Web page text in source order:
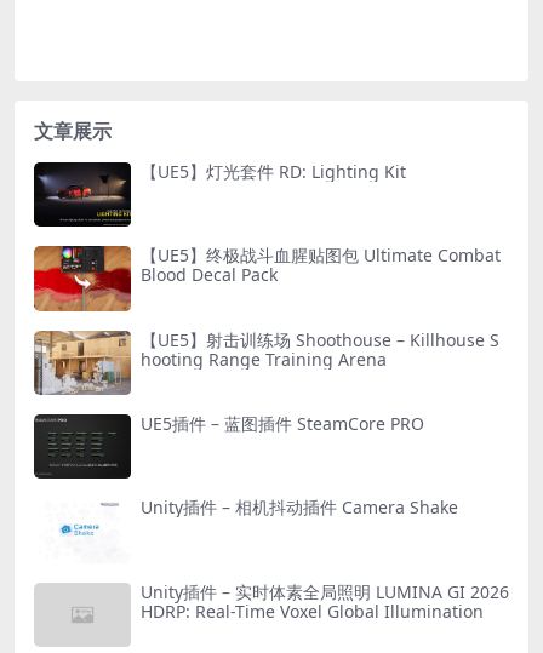
文章展示
【UE5】灯光套件 RD: Lighting Kit
【UE5】终极战斗血腥贴图包 Ultimate Combat
Blood Decal Pack
【UE5】射击训练场 Shoothouse – Killhouse S
hooting Range Training Arena
UE5插件 – 蓝图插件 SteamCore PRO
Unity插件 – 相机抖动插件 Camera Shake
Unity插件 – 实时体素全局照明 LUMINA GI 2026
HDRP: Real-Time Voxel Global Illumination